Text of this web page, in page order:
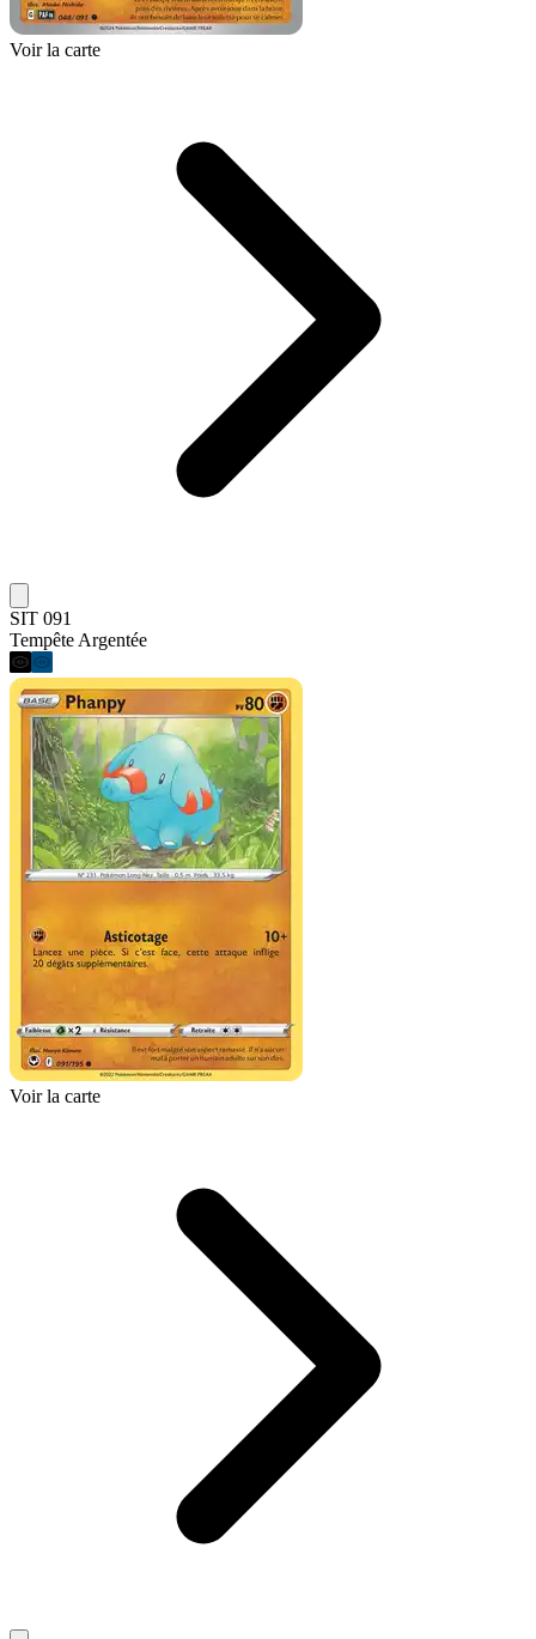
Voir la carte
SIT 091
Tempête Argentée
Voir la carte